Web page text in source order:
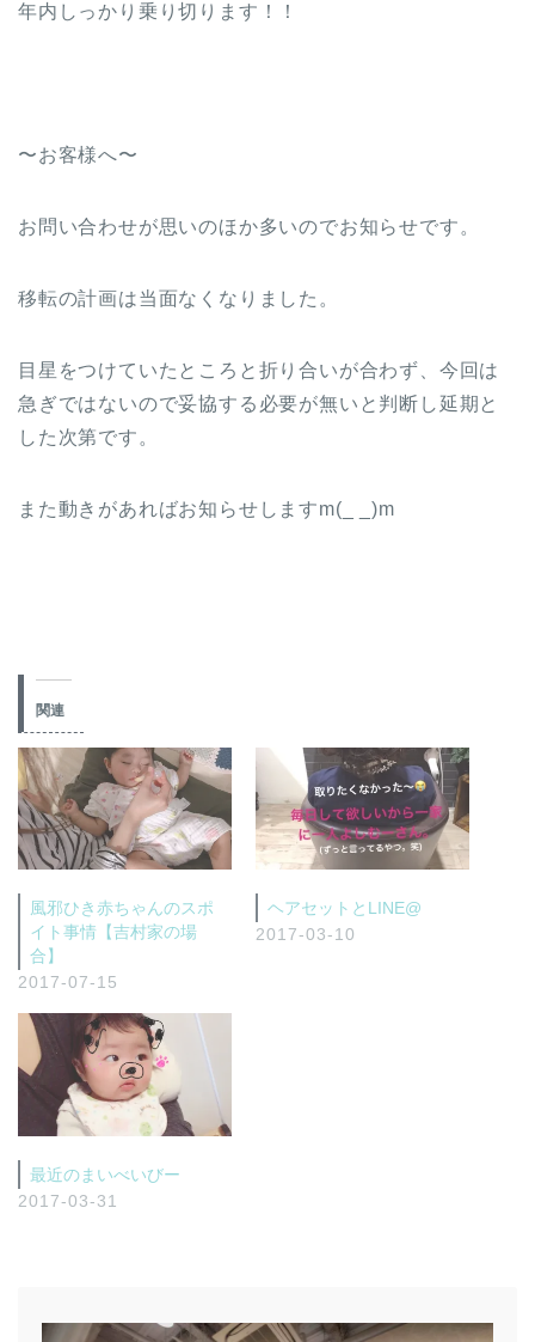
年内しっかり乗り切ります！！
〜お客様へ〜
お問い合わせが思いのほか多いのでお知らせです。
移転の計画は当面なくなりました。
目星をつけていたところと折り合いが合わず、今回は
急ぎではないので妥協する必要が無いと判断し延期と
した次第です。
また動きがあればお知らせしますm(_ _)m
関連
風邪ひき赤ちゃんのスポ
イト事情【吉村家の場
合】
2017-07-15
ヘアセットとLINE@
2017-03-10
最近のまいべいびー
2017-03-31